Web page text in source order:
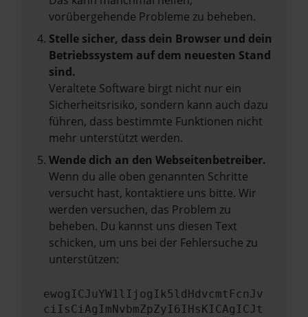
vorübergehende Probleme zu beheben.
Stelle sicher, dass dein Browser und dein
Betriebssystem auf dem neuesten Stand
sind.
Veraltete Software birgt nicht nur ein
Sicherheitsrisiko, sondern kann auch dazu
führen, dass bestimmte Funktionen nicht
mehr unterstützt werden.
Wende dich an den Webseitenbetreiber.
Wenn du alle oben genannten Schritte
versucht hast, kontaktiere uns bitte. Wir
werden versuchen, das Problem zu
beheben. Du kannst uns diesen Text
schicken, um uns bei der Fehlersuche zu
unterstützen:
ewogICJuYW1lIjogIk5ldHdvcmtFcnJv
ciIsCiAgImNvbmZpZyI6IHsKICAgICJt